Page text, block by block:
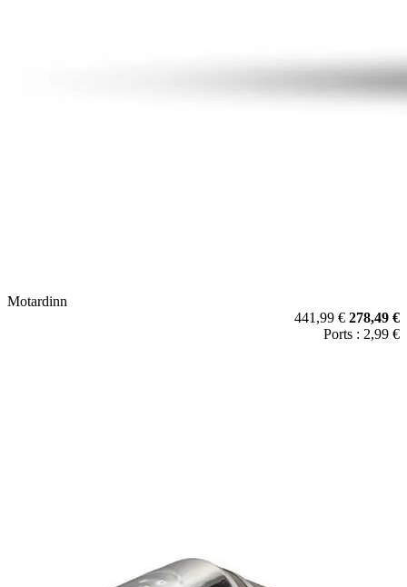
Motardinn
441,99 € 278,49 €
Ports : 2,99 €